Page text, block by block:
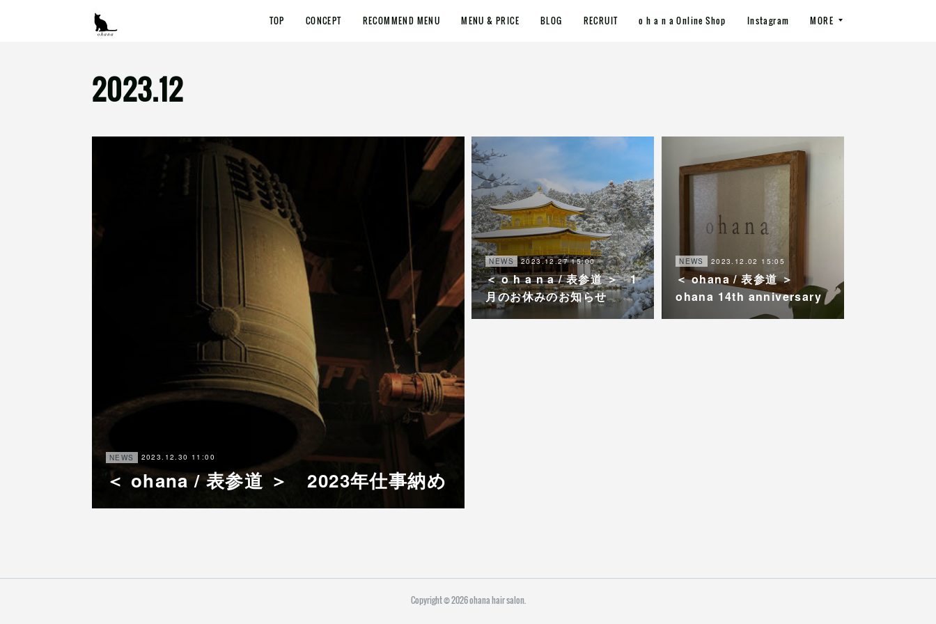
TOP CONCEPT RECOMMEND MENU MENU & PRICE BLOG RECRUIT o h a n a Online Shop Instagram MORE
2023.12
NEWS 2023.12.30 11:00
＜ ohana / 表参道 ＞ 2023年仕事納め
NEWS 2023.12.27 15:00
＜ o h a n a / 表参道 ＞ 1
月のお休みのお知らせ
NEWS 2023.12.02 15:05
＜ ohana / 表参道 ＞
ohana 14th anniversary
Copyright ©2026ohana hair salon.